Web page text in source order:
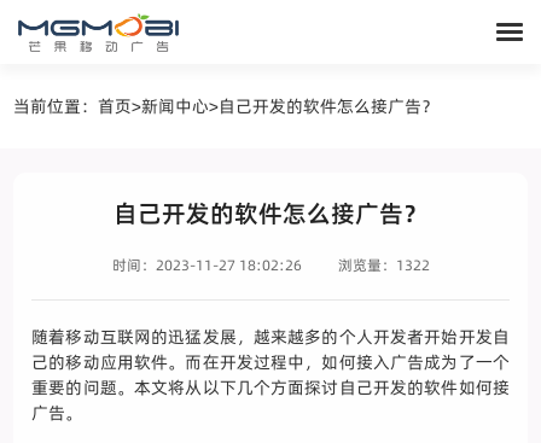
当前位置：首页>新闻中心>自己开发的软件怎么接广告？
自己开发的软件怎么接广告？
时间：2023-11-27 18:02:26 浏览量：1322
随着移动互联网的迅猛发展，越来越多的个人开发者开始开发自
己的移动应用软件。而在开发过程中，如何接入广告成为了一个
重要的问题。本文将从以下几个方面探讨自己开发的软件如何接
广告。